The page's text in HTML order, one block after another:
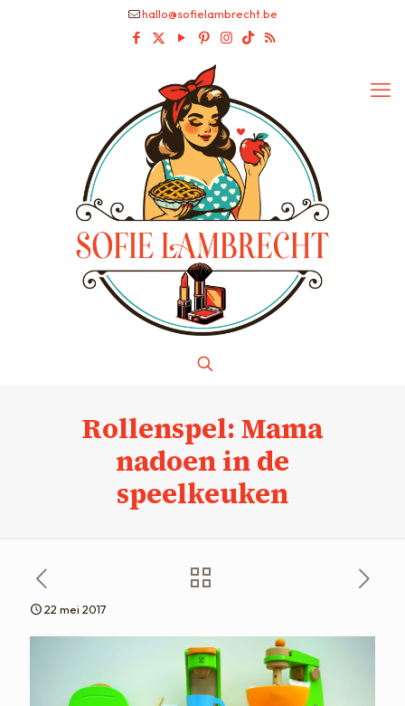
hallo@sofielambrecht.be
Rollenspel: Mama
nadoen in de
speelkeuken
22 mei 2017